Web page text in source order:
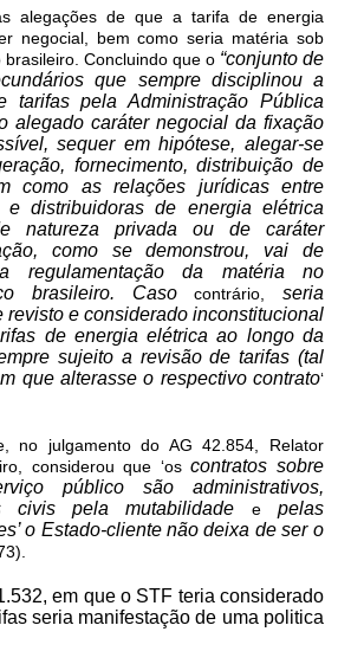
alegações de que a tarifa de energia
negocial, bem como seria matéria sob
Concluindo que o “conjunto de
que sempre disciplinou a
tarifas pela Administração Pública
alegado caráter negocial da fixação
sequer em hipótese, alegar-se
fornecimento, distribuição de
como as relações jurídicas entre
e distribuidoras de energia elétrica
natureza privada ou de caráter
como se demonstrou, vai de
regulamentação da matéria no
brasileiro. Casocontrário, seria
revisto e considerado inconstitucional
de energia elétrica ao longo da
sujeito a revisão de tarifas (tal
que alterasse o respectivo contrato‘
no julgamento do AG 42.854, Relator
considerou que ‘oscontratos sobre
público são administrativos,
civis pelamutabilidade epelas
o Estado-cliente não deixa de ser o
em que o STF teria considerado
seria manifestaçãode uma politica